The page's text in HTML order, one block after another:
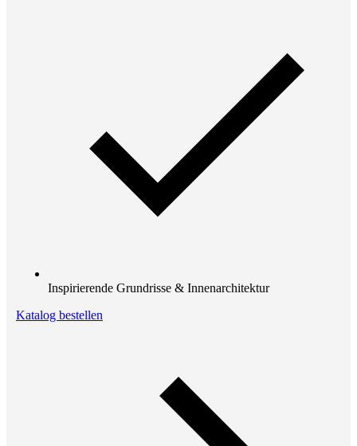
Inspirierende Grundrisse & Innenarchitektur
Katalog bestellen